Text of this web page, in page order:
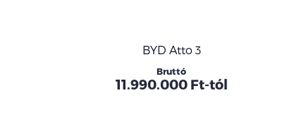
BYD Atto 3
Bruttó
11.990.000 Ft-tól